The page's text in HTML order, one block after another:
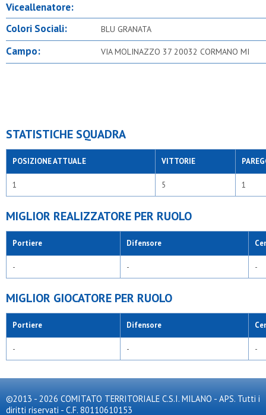
Viceallenatore:
Colori Sociali:
BLU GRANATA
Campo: VIA MOLINAZZO 37 20032 CORMANO MI
STATISTICHE SQUADRA
POSIZIONE ATTUALE VITTORIE
1 5 1
MIGLIOR REALIZZATORE PER RUOLO
Portiere Difensore
- - -
MIGLIOR GIOCATORE PER RUOLO
Portiere Difensore
- - -
©2013 - 2026 COMITATO TERRITORIALE C.S.I. MILANO - APS. Tutti i
diritti riservati - C.F. 80110610153